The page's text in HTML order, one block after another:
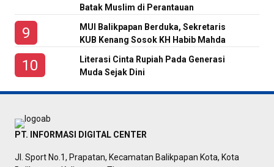
Batak Muslim di Perantauan
MUI Balikpapan Berduka, Sekretaris
KUB Kenang Sosok KH Habib Mahda
Literasi Cinta Rupiah Pada Generasi
Muda Sejak Dini
PT. INFORMASI DIGITAL CENTER
Jl. Sport No.1, Prapatan, Kecamatan Balikpapan Kota, Kota